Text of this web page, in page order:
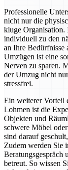
Professionelle
nicht nur die
kluge Organisation.
individuell zu den
an Ihre Bedürfnisse
Umzügen ist eine
Nerven zu sparen.
der Umzug nicht
stressfrei.
Ein weiterer Vorteil
Lohmen ist die
Objekten und
schwere Möbel
sind darauf
Zudem werden Sie
Beratungsgespräch
betreut. So wissen